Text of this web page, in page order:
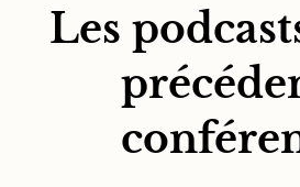
Les